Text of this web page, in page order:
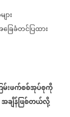
ား
ြေခံတင်ပြထား
းဖက်စစ်အုပ်စုကို
အချိန်ဖြစ်တယ်လို့